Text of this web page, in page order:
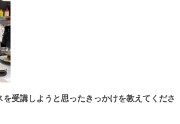
受講しようと思ったきっかけを教えてくださ